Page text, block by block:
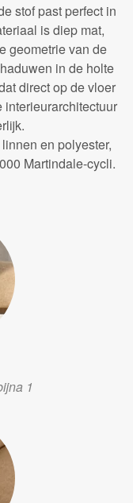
stof past perfect in
is diep mat,
geometrie van de
in de holte
direct op de vloer
interieurarchitectuur
en polyester,
Martindale-cycli.
1